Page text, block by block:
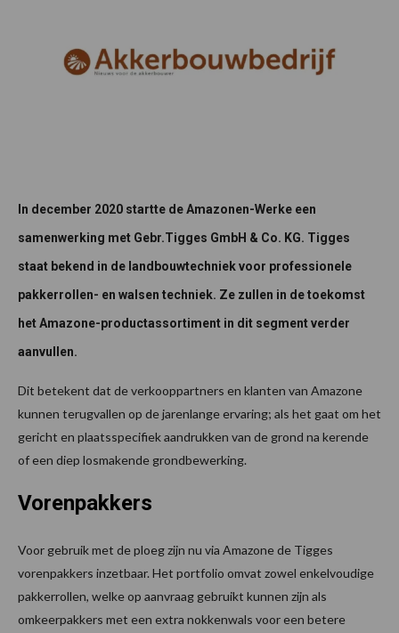
In december 2020 startte de Amazonen-Werke een
samenwerking met Gebr.Tigges GmbH & Co. KG. Tigges
staat bekend in de landbouwtechniek voor professionele
pakkerrollen- en walsen techniek. Ze zullen in de toekomst
het Amazone-productassortiment in dit segment verder
aanvullen.
Dit betekent dat de verkooppartners en klanten van Amazone
kunnen terugvallen op de jarenlange ervaring; als het gaat om het
gericht en plaatsspecifiek aandrukken van de grond na kerende
of een diep losmakende grondbewerking.
Vorenpakkers
Voor gebruik met de ploeg zijn nu via Amazone de Tigges
vorenpakkers inzetbaar. Het portfolio omvat zowel enkelvoudige
pakkerrollen, welke op aanvraag gebruikt kunnen zijn als
omkeerpakkers met een extra nokkenwals voor een betere